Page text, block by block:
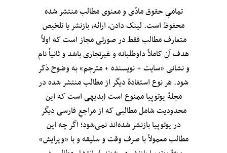
تمامیِ حقوق مادّی و معنوی مطالب منتشر شده
محفوظ است. لینک دادن، ارائه، بازنشر یا تلخیص
متعارف مطالب فقط در صورتی مجاز است که اولاً
هدف آن کاملاً داوطلبانه و غیرتجاری باشد و ثانیاً نام
و نشانی «سایت + نویسنده + مترجم» به وضوح ذکر
شود. هر نوع استفادهٔ دیگر از مطالب منتشر شده در
مجلهٔ یوتوپیا ممنوع است (بدیهی است که این
محدودیت شامل مطالبی که از مراجعِ فارسی دیگر
در یوتوپیا بازنشر شده‌اند نمی‌شود؛ اگر چه این
مطالب معمولاً با صرف وقت و سلیقه و با «ویرایش»